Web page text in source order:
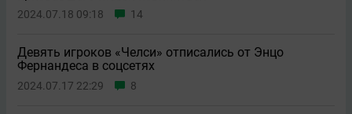
2024.07.18 09:18 14
Девять игроков «Челси» отписались от Энцо
Фернандеса в соцсетях
2024.07.17 22:29 8